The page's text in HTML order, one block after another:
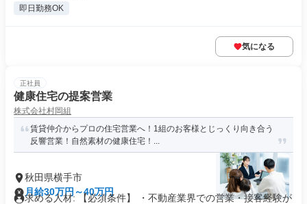
即日勤務OK
気になる
正社員
健康住宅の提案営業
株式会社村岡組
賃貸仲介からプロの住宅営業へ！1組のお客様とじっくり向き合う
反響営業！自然素材の健康住宅！...
秋田県横手市
月給30万円～40万円
求める人材: 【必須条件】 ・不動産業界での営業・接客経験が